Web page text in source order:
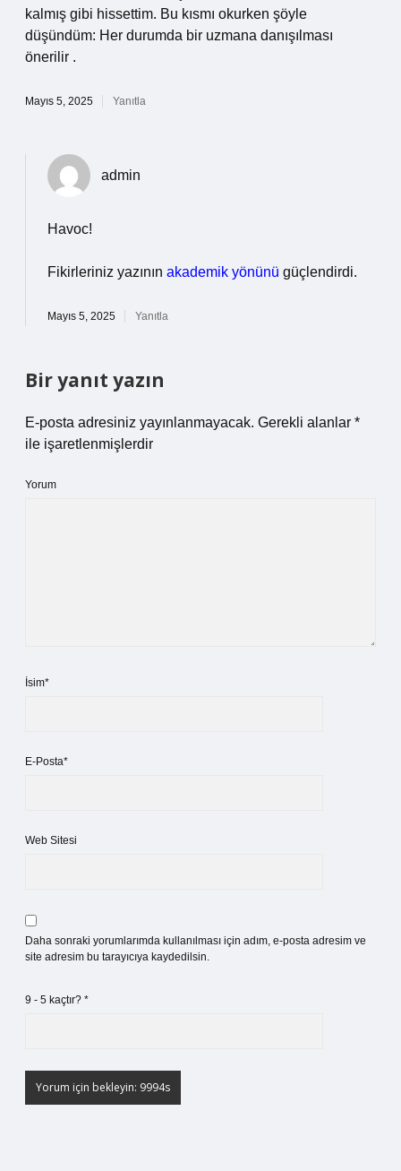
kalmış gibi hissettim. Bu kısmı okurken şöyle
düşündüm: Her durumda bir uzmana danışılması
önerilir .
Mayıs 5, 2025 Yanıtla
admin
Havoc!
Fikirleriniz yazının akademik yönünü güçlendirdi.
Mayıs 5, 2025 Yanıtla
Bir yanıt yazın
E-posta adresiniz yayınlanmayacak. Gerekli alanlar *
ile işaretlenmişlerdir
Yorum
İsim*
E-Posta*
Web Sitesi
Daha sonraki yorumlarımda kullanılması için adım, e-posta adresim ve
site adresim bu tarayıcıya kaydedilsin.
9 - 5 kaçtır? *